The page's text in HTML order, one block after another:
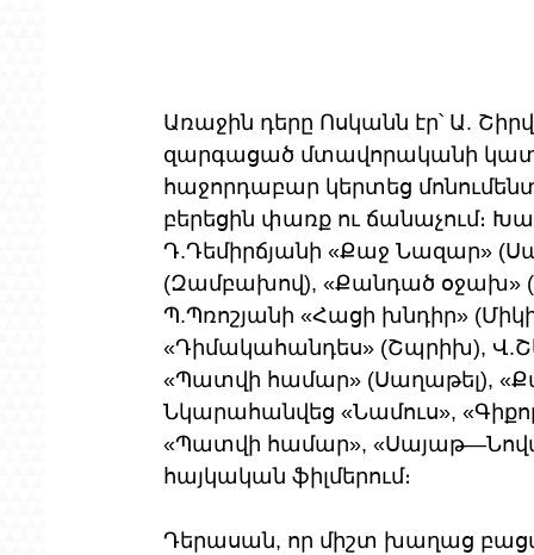
Առաջին դերը Ոսկանն էր՝ Ա.
զարգացած մտավորականի
հաջորդաբար կերտեց
բերեցին փառք ու ճանաչում։
Դ.Դեմիրճյանի «Քաջ Նազար»
(Զամբախով), «Քանդած օջախ»
Պ.Պռոշյանի «Հացի խնդիր»
«Դիմակահանդես» (Շպրիխ),
«Պատվի համար» (Սաղաթել),
Նկարահանվեց «Նամուս»,
«Պատվի համար»,
հայկական ֆիլմերում։
Դերասան, որ միշտ խաղաց